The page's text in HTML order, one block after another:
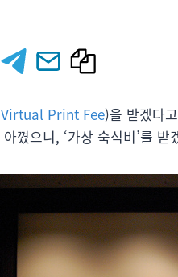
Virtual Print Fee)을 받겠다
꼈으니, ‘가상 숙식비’를 받